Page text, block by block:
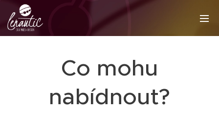
Co mohu
nabídnout?